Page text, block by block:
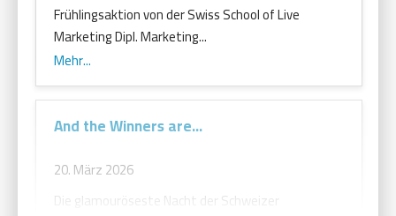
Frühlingsaktion von der Swiss School of Live
Marketing Dipl. Marketing...
Mehr...
And the Winners are...
20. März 2026
Die glamouröseste Nacht der Schweizer